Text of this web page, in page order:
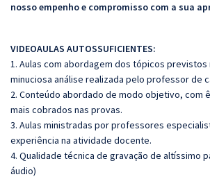
nosso empenho e compromisso com a sua
VIDEOAULAS AUTOSSUFICIENTES:
1. Aulas com abordagem dos tópicos previstos
minuciosa análise realizada pelo professor de
2. Conteúdo abordado de modo objetivo, com
mais cobrados nas provas.
3. Aulas ministradas por professores
experiência na atividade docente.
4. Qualidade técnica de gravação de altíssimo
áudio)